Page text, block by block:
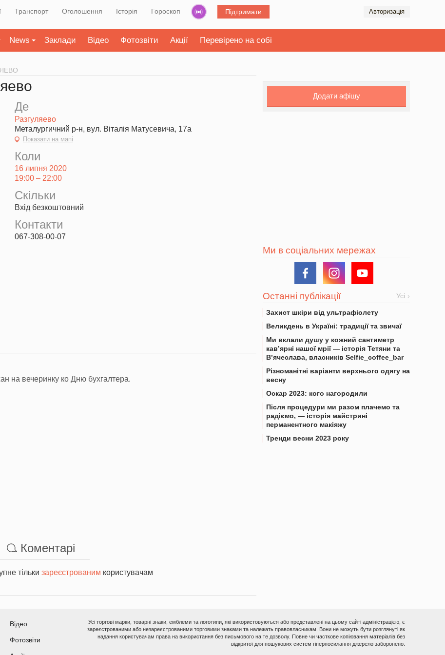
Транспорт Оголошення Історія Гороскоп Підтримати Авторизація
News Заклади Відео Фотозвіти Акції Перевірено на собі
Де
Разгуляево
Металургичний р-н, вул. Віталія Матусевича, 17а
Показати на мапі
Коли
16 липня 2020
19:00 – 22:00
Скільки
Вхід безкоштовний
Контакти
067-308-00-07
на вечеринку ко Дню бухгалтера.
Коментарі
тільки зареєстрованим користувачам
Додати афішу
Ми в соціальних мережах
Останні публікації Усі
Захист шкіри від ультрафіолету
Великдень в Україні: традиції та звичаї
Ми вклали душу у кожний сантиметр
кав’ярні нашої мрії — історія Тетяни та
В’ячеслава, власників Selfie_coffee_bar
Різноманітні варіанти верхнього одягу на
весну
Оскар 2023: кого нагородили
Після процедури ми разом плачемо та
радіємо, — історія майстрині
перманентного макіяжу
Тренди весни 2023 року
Відео
Фотозвіти
Усі торгові марки, товарні знаки, емблеми та логотипи, які використовуються або представлені на цьому сайті адміністрацією, є
зареєстрованими або незареєстрованими торговими знаками та належать правовласникам. Вони не можуть бути розглянуті як
надання користувачам права на використання без письмового на те дозволу. Повне чи часткове копіювання матеріалів без
відкритої для пошукових систем гіперпосилання джерело заборонено.